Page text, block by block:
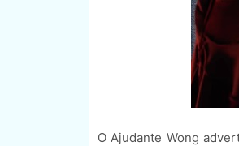
O Ajudante Wong